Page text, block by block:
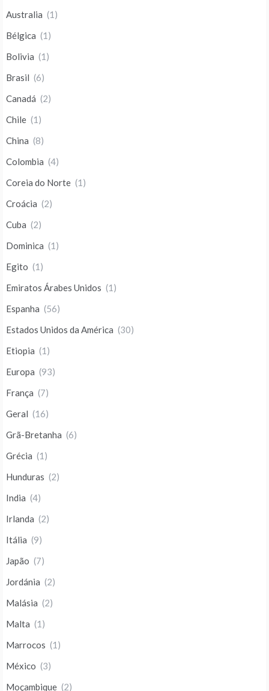
Australia (1)
Bélgica (1)
Bolivia (1)
Brasil (6)
Canadá (2)
Chile (1)
China (8)
Colombia (4)
Coreia do Norte (1)
Croácia (2)
Cuba (2)
Dominica (1)
Egito (1)
Emiratos Árabes Unidos (1)
Espanha (56)
Estados Unidos da América (30)
Etiopia (1)
Europa (93)
França (7)
Geral (16)
Grã-Bretanha (6)
Grécia (1)
Hunduras (2)
India (4)
Irlanda (2)
Itália (9)
Japão (7)
Jordánia (2)
Malásia (2)
Malta (1)
Marrocos (1)
México (3)
Moçambique (2)